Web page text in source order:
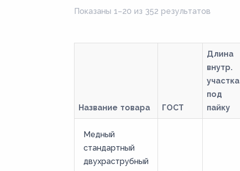
Показаны 1–20 из 352 результатов
Название товара ГОСТ
Длина
внутр.
участка
под
пайку
Медный
стандартный
двухраструбный